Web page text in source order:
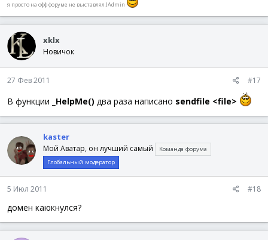
я просто на офф форуме не выставлял JAdmin
xklx
Новичок
27 Фев 2011 #17
В функции _HelpMe() два раза написано sendfile <file>
kaster
Мой Аватар, он лучший самый
Команда форума
Глобальный модератор
5 Июл 2011 #18
домен каюкнулся?